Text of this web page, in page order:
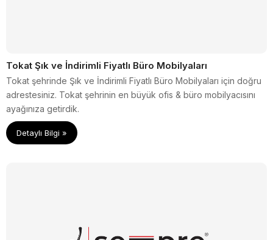
Tokat Şık ve İndirimli Fiyatlı Büro Mobilyaları
Tokat şehrinde Şık ve İndirimli Fiyatlı Büro Mobilyaları için doğru
adrestesiniz. Tokat şehrinin en büyük ofis & büro mobilyacısını
ayağınıza getirdik.
Detaylı Bilgi »